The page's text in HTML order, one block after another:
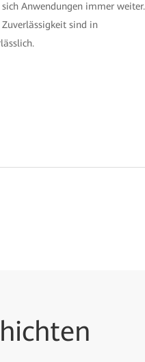
Anwendungen immer weiter.
sind in